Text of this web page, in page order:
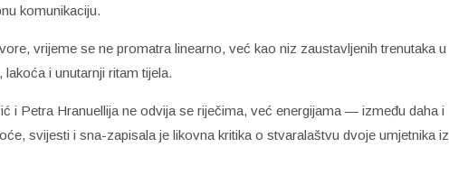
komunikaciju.
vrijeme se ne promatra linearno, već kao niz zaustavljenih trenutaka u
i unutarnji ritam tijela.
i Petra Hranuellija ne odvija se riječima, već energijama — između daha i
svijesti i sna-zapisala je likovna kritika o stvaralaštvu dvoje umjetnika iz